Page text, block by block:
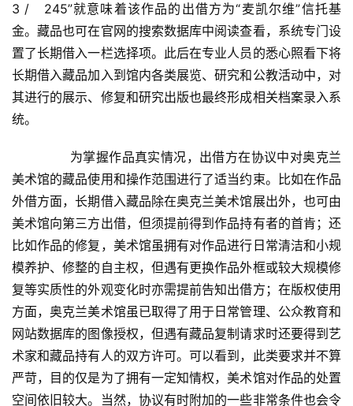
首
艺
坛
快
讯
书
法
征
稿
学
3 /   245”就意味着该作品的出借方为“麦凯尔维”信托基
金。藏品也可在官网的搜索数据库中阅读查看，系统专门设
置了长期借入一栏选择项。此后在专业人员的悉心照看下将
长期借入藏品加入到馆内各类展览、研究和公教活动中，对
其进行的展示、修复和研究出版也最终形成相关档案录入系
统。
美术馆的藏品使用和操作范围进行了适当约束。比如在作品
外借方面，长期借入藏品除在奥克兰美术馆展出外，也可由
美术馆向第三方出借，但须提前得到作品持有者的首肯；还
比如作品的修复，美术馆虽拥有对作品进行日常清洁和小规
模养护、修整的自主权，但遇有更换作品外框或较大规模修
复等实质性的外观变化时亦需提前告知出借方；在版权使用
方面，奥克兰美术馆虽已取得了用于日常管理、公众教育和
网站数据库的图像授权，但遇有藏品复制请求时还要得到艺
术家和藏品持有人的双方许可。可以看到，此类要求并不算
严苛，目的仅是为了拥有一定知情权，美术馆对作品的处置
空间依旧较大。当然，协议有时附加的一些非常条件也会令